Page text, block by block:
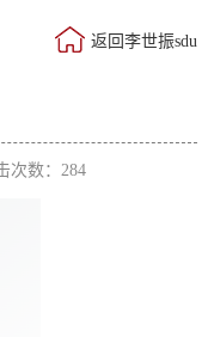
返回李世振sdu
数： 284